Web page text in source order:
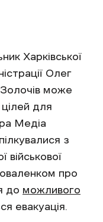
Харківської
Олег
може
для
Медіа
з
військової
про
до можливого
евакуація.